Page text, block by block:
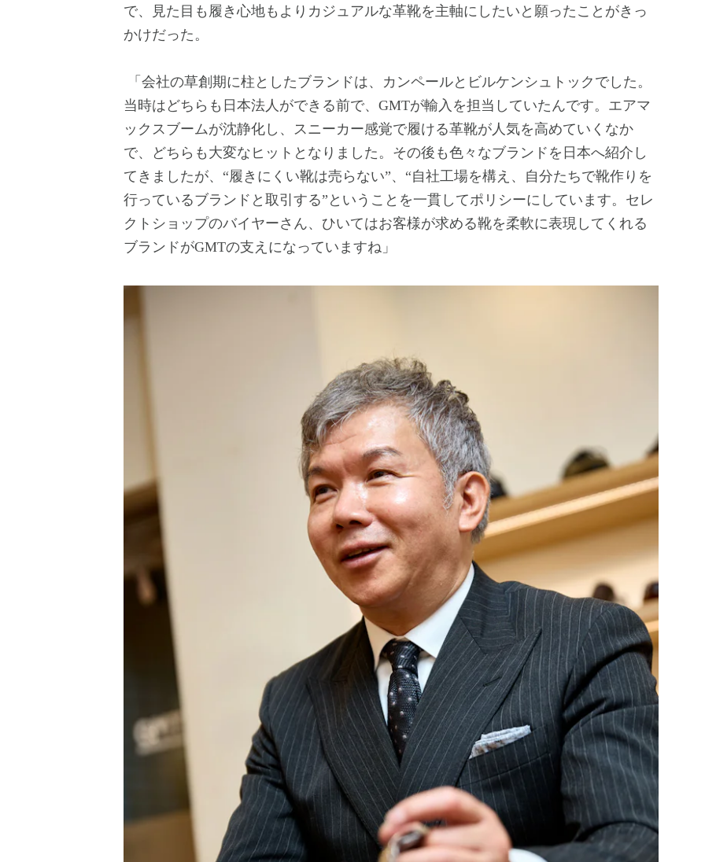
で、見た目も履き心地もよりカジュアルな革靴を主軸にしたいと願ったことがきっ
かけだった。
「会社の草創期に柱としたブランドは、カンペールとビルケンシュトックでした。
当時はどちらも日本法人ができる前で、GMTが輸入を担当していたんです。エアマ
ックスブームが沈静化し、スニーカー感覚で履ける革靴が人気を高めていくなか
で、どちらも大変なヒットとなりました。その後も色々なブランドを日本へ紹介し
てきましたが、“履きにくい靴は売らない”、“自社工場を構え、自分たちで靴作りを
行っているブランドと取引する”ということを一貫してポリシーにしています。セレ
クトショップのバイヤーさん、ひいてはお客様が求める靴を柔軟に表現してくれる
ブランドがGMTの支えになっていますね」